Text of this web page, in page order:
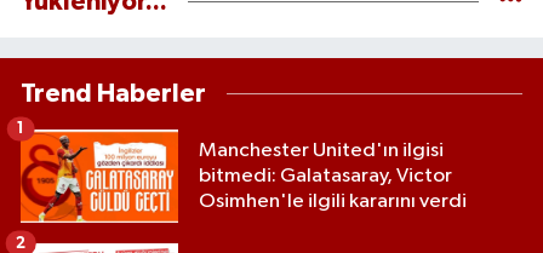
Trend Haberler
Manchester United'ın ilgisi
bitmedi: Galatasaray, Victor
Osimhen'le ilgili kararını verdi
1
2